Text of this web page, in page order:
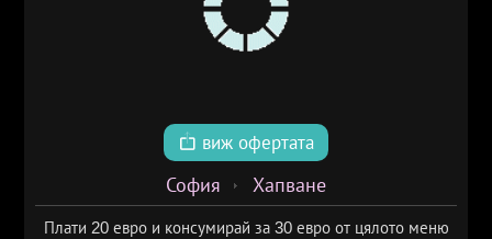
виж офертата
София Хапване
Плати 20 евро и консумирай за 30 евро от цялото меню